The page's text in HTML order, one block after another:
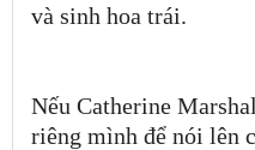
và sinh hoa trái.
Nếu Catherine
riêng mình để nói lên